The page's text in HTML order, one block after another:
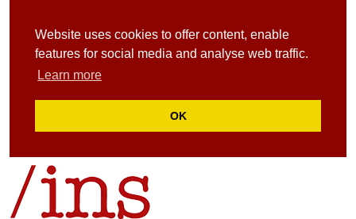
Website uses cookies to offer content, enable
features for social media and analyse web traffic.
Learn more
OK